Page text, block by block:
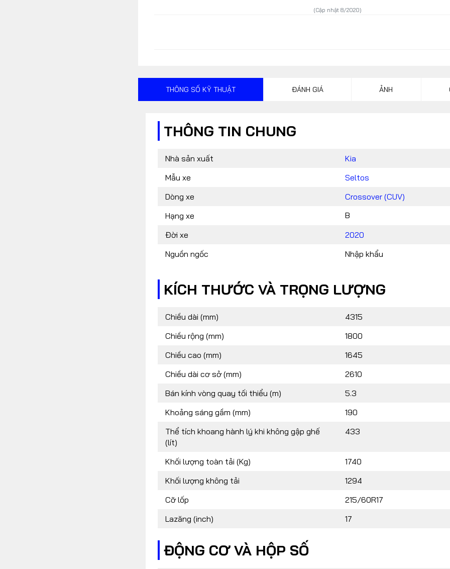
(Cập nhật 8/2020)
THÔNG SỐ KỸ THUẬT ĐÁNH GIÁ ẢNH
THÔNG TIN CHUNG
Nhà sản xuất
Kia
Mẫu xe
Seltos
Dòng xe
Crossover (CUV)
Hạng xe
B
Đời xe
2020
Nguồn ngốc
Nhập khẩu
KÍCH THƯỚC VÀ TRỌNG LƯỢNG
Chiều dài (mm)
4315
Chiều rộng (mm)
1800
Chiều cao (mm)
1645
Chiều dài cơ sở (mm)
2610
Bán kính vòng quay tối thiểu (m)
5.3
Khoảng sáng gầm (mm)
190
Thể tích khoang hành lý khi không gập ghế
(lít)
433
Khối lượng toàn tải (Kg)
1740
Khối lượng không tải
1294
Cỡ lốp
215/60R17
Lazăng (inch)
17
ĐỘNG CƠ VÀ HỘP SỐ